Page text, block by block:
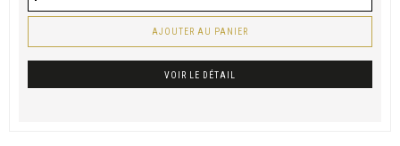
AJOUTER AU PANIER
VOIR LE DÉTAIL